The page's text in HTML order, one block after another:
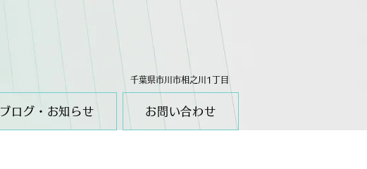
千葉県市川市相之川1丁目
ブログ・お知らせ お問い合わせ